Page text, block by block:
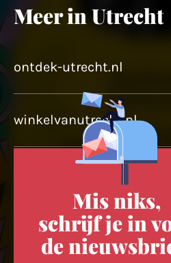
Meer in Utrecht
ontdek-utrecht.nl
winkelvanutrecht.nl
utrechtpartners.nl
Mis niks,
schrijf je in
de